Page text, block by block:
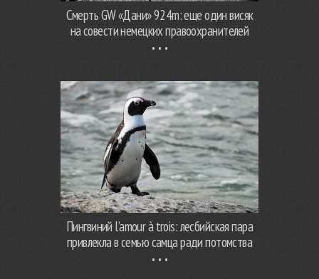
Смерть GW «Дани» 924m: еще один висяк
на совести немецких правоохранителей
Пингвиний l’amour à trois: лесбийская пара
привлекла в семью самца ради потомства